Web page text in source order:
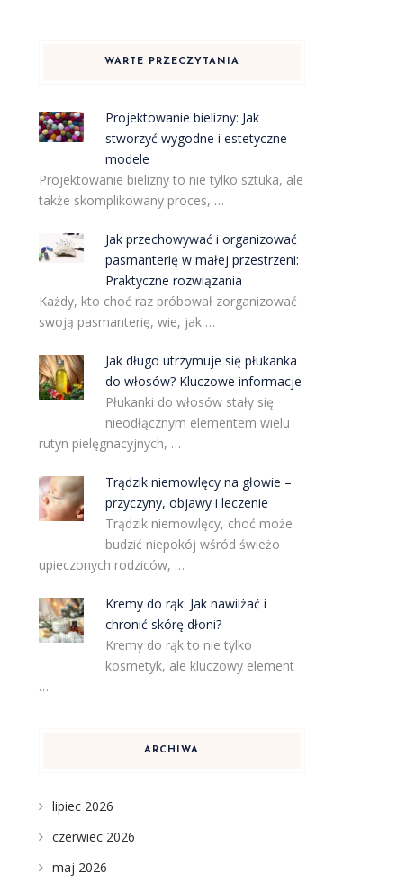
WARTE PRZECZYTANIA
Projektowanie bielizny: Jak
stworzyć wygodne i estetyczne
modele
Projektowanie bielizny to nie tylko sztuka, ale
także skomplikowany proces, …
Jak przechowywać i organizować
pasmanterię w małej przestrzeni:
Praktyczne rozwiązania
Każdy, kto choć raz próbował zorganizować
swoją pasmanterię, wie, jak …
Jak długo utrzymuje się płukanka
do włosów? Kluczowe informacje
Płukanki do włosów stały się
nieodłącznym elementem wielu
rutyn pielęgnacyjnych, …
Trądzik niemowlęcy na głowie –
przyczyny, objawy i leczenie
Trądzik niemowlęcy, choć może
budzić niepokój wśród świeżo
upieczonych rodziców, …
Kremy do rąk: Jak nawilżać i
chronić skórę dłoni?
Kremy do rąk to nie tylko
kosmetyk, ale kluczowy element
…
ARCHIWA
lipiec 2026
czerwiec 2026
maj 2026